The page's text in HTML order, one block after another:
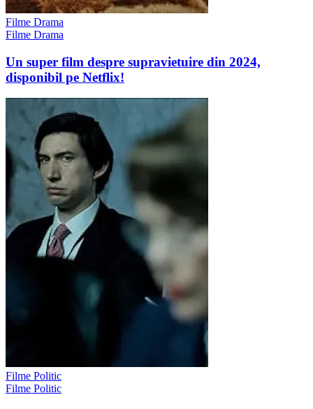
Filme Drama
Filme Drama
Un super film despre supravietuire din 2024,
disponibil pe Netflix!
Filme Politic
Filme Politic